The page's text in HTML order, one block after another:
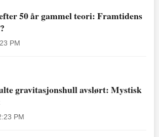
50 år gammel teori: Framtidens
PM
gravitasjonshull avslørt: Mystisk
PM